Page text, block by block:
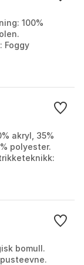
100%
Foggy
akryl, 35%
polyester.
bomull.